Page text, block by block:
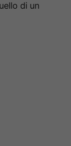
di un